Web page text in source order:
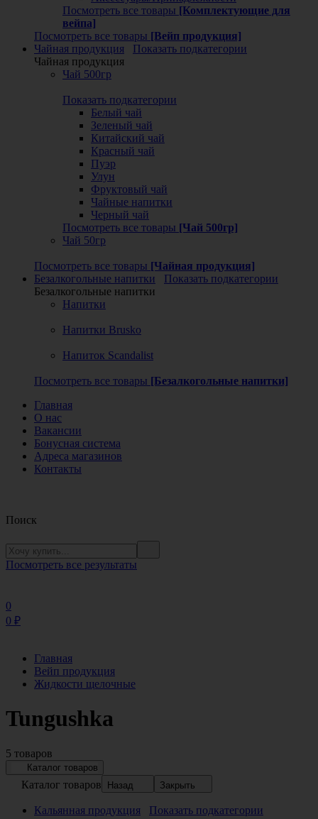
Посмотреть все товары [Комплектующие для
вейпа]
Посмотреть все товары [Вейп продукция]
Чайная продукция
Показать подкатегории
Чайная продукция
Чай 500гр
Показать подкатегории
Белый чай
Зеленый чай
Китайский чай
Красный чай
Пуэр
Улун
Фруктовый чай
Чайные напитки
Черный чай
Посмотреть все товары [Чай 500гр]
Чай 50гр
Посмотреть все товары [Чайная продукция]
Безалкогольные напитки
Показать подкатегории
Безалкогольные напитки
Напитки
Напитки Brusko
Напиток Scandalist
Посмотреть все товары [Безалкогольные напитки]
Главная
О нас
Вакансии
Бонусная система
Адреса магазинов
Контакты
Поиск
Посмотреть все результаты
0
0 ₽
Главная
Вейп продукция
Жидкости щелочные
Tungushka
5 товаров
Каталог товаров
Каталог товаров Назад Закрыть
Кальянная продукция
Показать подкатегории